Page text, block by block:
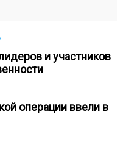
и участников
операции ввели в